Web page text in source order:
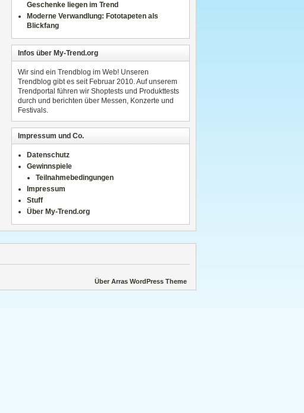
Geschenke liegen im Trend
Moderne Verwandlung: Fototapeten als
Blickfang
Infos über My-Trend.org
Wir sind ein Trendblog im Web! Unseren
Trendblog gibt es seit Februar 2010. Auf unserem
Trendportal führen wir Shoptests und Produkttests
durch und berichten über Messen, Konzerte und
Festivals.
Impressum und Co.
Datenschutz
Gewinnspiele
Teilnahmebedingungen
Impressum
Stuff
Über My-Trend.org
Über Arras WordPress Theme